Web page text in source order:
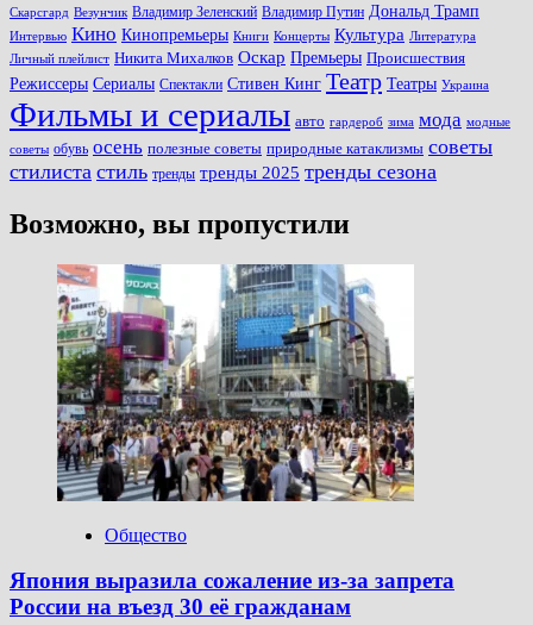
Скарсгард Везунчик Владимир Зеленский Владимир Путин Дональд Трамп
Интервью Кино Кинопремьеры Книги Концерты Культура Литература
Личный плейлист Никита Михалков Оскар Премьеры Происшествия
Режиссеры Сериалы Спектакли Стивен Кинг Театр Театры Украина
Фильмы и сериалы авто гардероб зима мода модные
советы обувь осень полезные советы природные катаклизмы советы
стилиста стиль тренды тренды 2025 тренды сезона
Возможно, вы пропустили
Общество
Япония выразила сожаление из-за запрета
России на въезд 30 её гражданам